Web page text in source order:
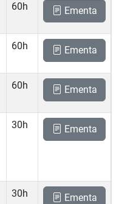
60h Ementa
60h Ementa
60h Ementa
30h Ementa
30h Ementa